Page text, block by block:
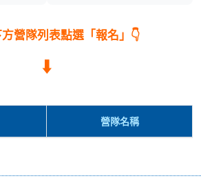
方營隊列表點選「報名」👇
⬇️
營隊名稱